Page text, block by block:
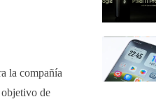
la compañía
de